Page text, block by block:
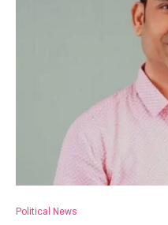
Political News